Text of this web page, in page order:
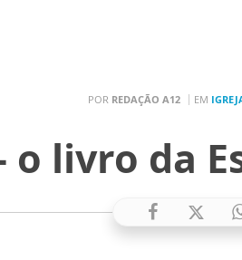
POR REDAÇÃO A12 EM
o livro da